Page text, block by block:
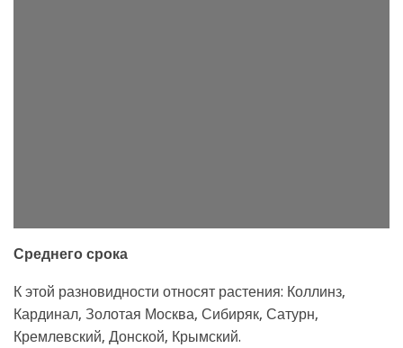
Среднего срока
К этой разновидности относят растения: Коллинз,
Кардинал, Золотая Москва, Сибиряк, Сатурн,
Кремлевский, Донской, Крымский.